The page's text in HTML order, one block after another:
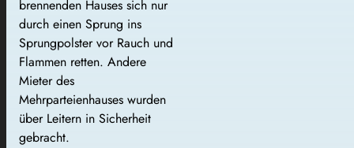
brennenden Hauses sich nur
durch einen Sprung ins
Sprungpolster vor Rauch und
Flammen retten. Andere
Mieter des
Mehrparteienhauses wurden
über Leitern in Sicherheit
gebracht.